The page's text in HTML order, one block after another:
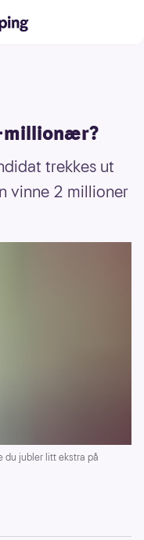
millionær?
trekkes ut
vinne 2 millioner
du jubler litt ekstra på